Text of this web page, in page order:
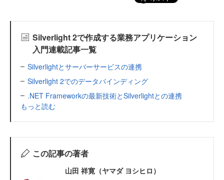
Silverlight 2で作成する業務アプリケーション
入門連載記事一覧
Silverlightとサーバーサービスの連携
Silverlight 2でのデータバインディング
.NET Frameworkの最新技術とSilverlightとの連携
もっと読む
この記事の著者
山田 祥寛（ヤマダ ヨシヒロ）